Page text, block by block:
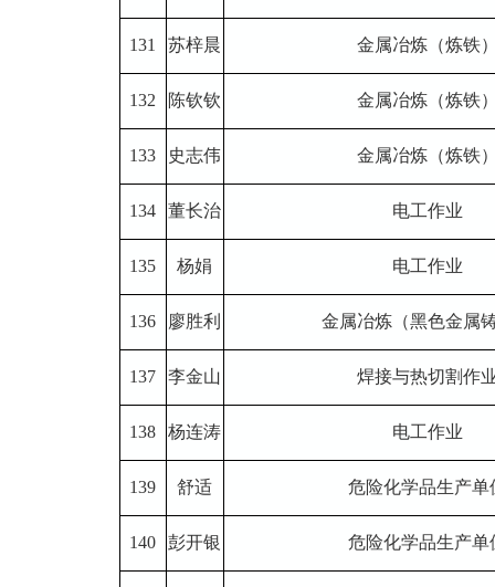
131 苏梓晨 金属冶炼（炼铁
132 陈钦钦 金属冶炼（炼铁
133 史志伟 金属冶炼（炼铁
134 董长治 电工作业
135 杨娟 电工作业
136 廖胜利 金属冶炼（黑色金属
137 李金山 焊接与热切割作
138 杨连涛 电工作业
139 舒适 危险化学品生产单
140 彭开银 危险化学品生产单